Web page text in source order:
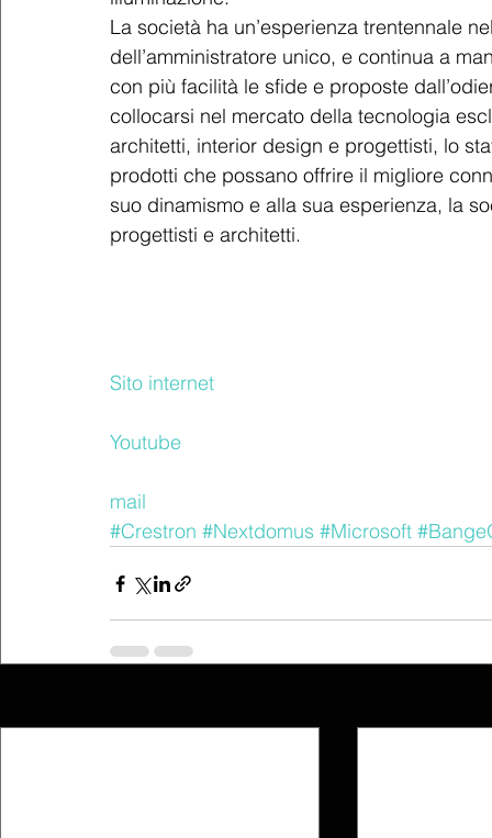
La società ha un’esperienza trentennale
dell’amministratore unico, e continua a
con più facilità le sfide e proposte
collocarsi nel mercato della tecnologia
architetti, interior design e progettisti, lo
prodotti che possano offrire il migliore
suo dinamismo e alla sua esperienza, la
progettisti e architetti.
Sito internet
Youtube
mail
#Crestron #Nextdomus #Microsoft